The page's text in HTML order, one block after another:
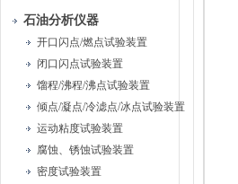
石油分析仪器
开口闪点/燃点试验装置
闭口闪点试验装置
馏程/沸程/沸点试验装置
倾点/凝点/冷滤点/冰点试验装置
运动粘度试验装置
腐蚀、锈蚀试验装置
密度试验装置